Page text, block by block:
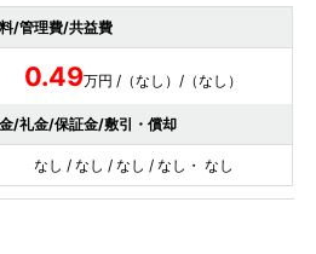
/管理費/共益費
0.49万円 /（なし）/（なし）
/礼金/保証金/敷引・償却
なし / なし / なし / なし・ なし